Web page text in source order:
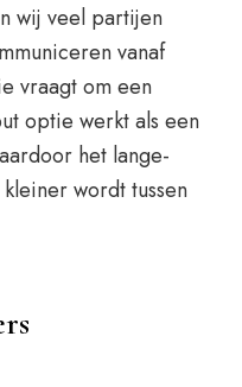
wij veel partijen
vanaf
vraagt om een
optie werkt als een
het lange-
wordt tussen